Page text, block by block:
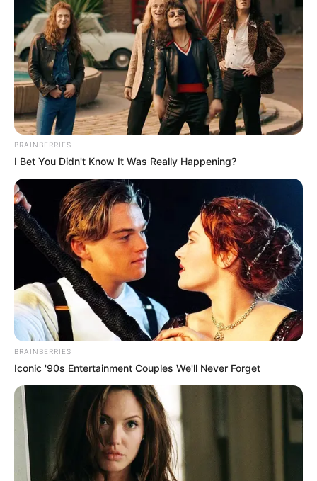
માહિતી મુજબ, ડો. ગૌરવ ગાંધીને હૃદય રોગનો હુમલો
આવતા સારવાર માટે જીજી હોસ્પિટલમાં લઇ જવામાં
આવ્યા હતા. ત્યાં ટૂંકી સારવાર બાદ તેમનું અવસાન
નીપજ્યું હતું. તેમના મૃતદેહને પીએમ અર્થે મોકલી
દેવામાં આવ્યો છે. જ્યારે હાલમાં હોસ્પિટલમાં મોટી
સંખ્યામાં ડોકટરો ભેગા થયા છે જ્યારે જી જી
હોસ્પિટલના ડીન નંદીની દેસાઈ પણ પીએમ રૂમ ખાતે
આવી પહોંચ્યા છે.
Related Articles
વડોદરામાં TVS ના શો રૂમમાં લાગી ભયંકર આગ,
September 8, 2024
રાજકોટમાં એક વ્યક્તિએ મહિલાને માર્યા લાફા,
ભાગીદારીના મામલામાં કરી લાફાવાળી….
September 8, 2024
BRAINBERRIES
I Bet You Didn't Know It Was Really Happening?
BRAINBERRIES
Iconic '90s Entertainment Couples We'll Never Forget